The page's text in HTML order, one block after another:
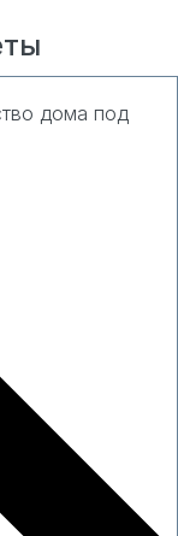
дома под